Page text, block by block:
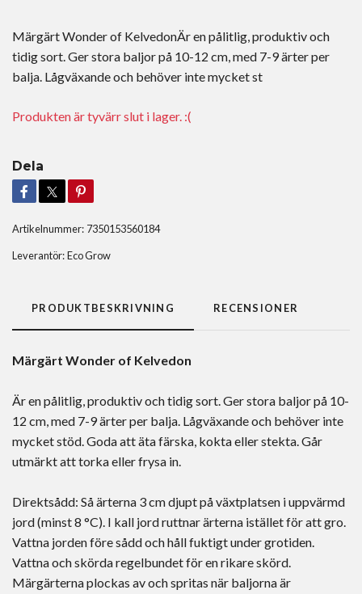
Märgärt Wonder of KelvedonÄr en pålitlig, produktiv och
tidig sort. Ger stora baljor på 10-12 cm, med 7-9 ärter per
balja. Lågväxande och behöver inte mycket st
Produkten är tyvärr slut i lager. :(
Dela
Artikelnummer: 7350153560184
Leverantör:Eco Grow
PRODUKTBESKRIVNING RECENSIONER
Märgärt Wonder of Kelvedon
Är en pålitlig, produktiv och tidig sort. Ger stora baljor på 10-
12 cm, med 7-9 ärter per balja. Lågväxande och behöver inte
mycket stöd. Goda att äta färska, kokta eller stekta. Går
utmärkt att torka eller frysa in.
Direktsådd: Så ärterna 3 cm djupt på växtplatsen i uppvärmd
jord (minst 8 °C). I kall jord ruttnar ärterna istället för att gro.
Vattna jorden före sådd och håll fuktigt under grotiden.
Vattna och skörda regelbundet för en rikare skörd.
Märgärterna plockas av och spritas när baljorna är